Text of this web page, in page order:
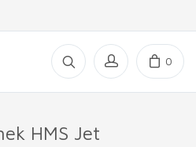
0
HMS Jet